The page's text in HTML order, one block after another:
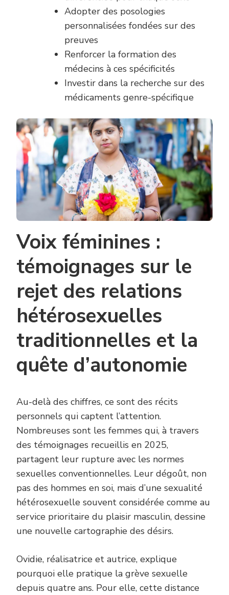
Adopter des posologies
personnalisées fondées sur des
preuves
Renforcer la formation des
médecins à ces spécificités
Investir dans la recherche sur des
médicaments genre-spécifique
Voix féminines :
témoignages sur le
rejet des relations
hétérosexuelles
traditionnelles et la
quête d’autonomie
Au-delà des chiffres, ce sont des récits
personnels qui captent l’attention.
Nombreuses sont les femmes qui, à travers
des témoignages recueillis en 2025,
partagent leur rupture avec les normes
sexuelles conventionnelles. Leur dégoût, non
pas des hommes en soi, mais d’une sexualité
hétérosexuelle souvent considérée comme au
service prioritaire du plaisir masculin, dessine
une nouvelle cartographie des désirs.
Ovidie, réalisatrice et autrice, explique
pourquoi elle pratique la grève sexuelle
depuis quatre ans. Pour elle, cette distance